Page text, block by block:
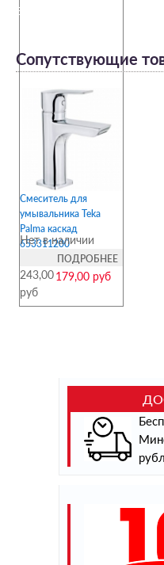
651210200
Сопутствующие
Смеситель для
умывальника Teka
Palma каскад
653311200
Нет в наличии
ПОДРОБНЕЕ
179,00 руб
243,00
руб